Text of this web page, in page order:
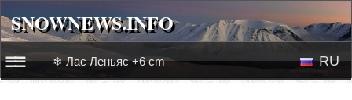
SNOWNEWS.INFO
☰☰ ❄ Лас Леньяс +6 cm RU